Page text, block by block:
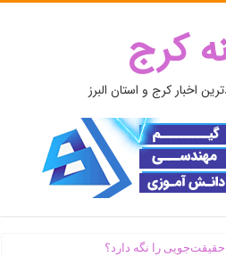
کرج
اخبار کرج و استان البرز
را نگه دارد؟